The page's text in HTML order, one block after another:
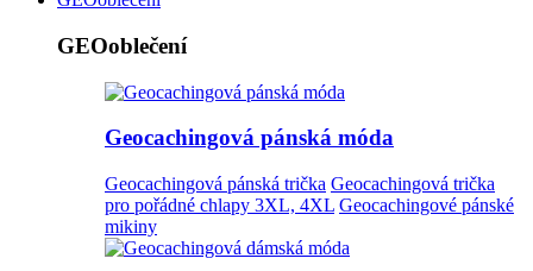
GEOoblečení
Geocachingová pánská móda
Geocachingová pánská trička Geocachingová trička
pro pořádné chlapy 3XL, 4XL Geocachingové pánské
mikiny